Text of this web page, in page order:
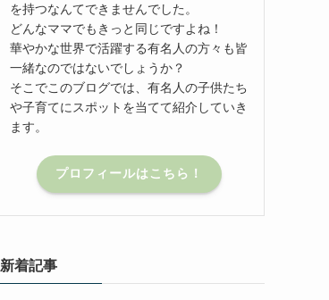
を持つなんてできませんでした。
どんなママでもきっと同じですよね！
華やかな世界で活躍する有名人の方々も皆
一緒なのではないでしょうか？
そこでこのブログでは、有名人の子供たち
や子育てにスポットを当てて紹介していき
ます。
プロフィールはこちら！
新着記事